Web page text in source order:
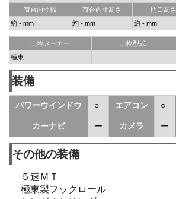
荷台内寸幅
荷台内寸高さ 門口高さ
約 - mm
約 - mm 約 - mm
上物メーカー 上物型式
極東
装備
パワーウインドウ ○ エアコン ○
カーナビ ー カメラ ー
その他の装備
５速ＭＴ
極東製フックロール